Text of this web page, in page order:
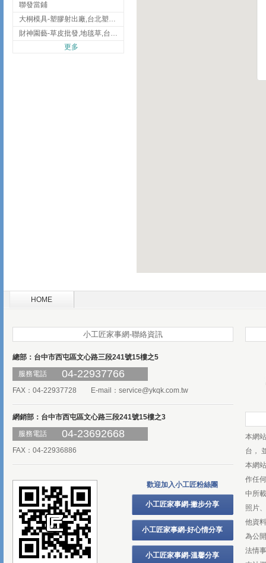
聯發當鋪
大桐模具-塑膠射出廠,台北塑膠射出廠
財神園藝-草皮批發,地毯草,台北草,彰化地毯草,彰化台北草
更多
HOME
小工匠家事網-聯絡資訊
總部：台中市西屯區文心路三段241號15樓之5
服務電話
04-22937766
FAX：04-22937728 E-mail： service@ykqk.com.tw
網銷部：台中市西屯區文心路三段241號15樓之3
服務電話
04-23692668
FAX：04-22936886
歡迎加入小工匠粉絲團
小工匠家事網-撇步分享
小工匠家事網-好心情分享
小工匠家事網-溫馨分享
本網
台，
本網
作任
中所
照片
他資
為公
法情